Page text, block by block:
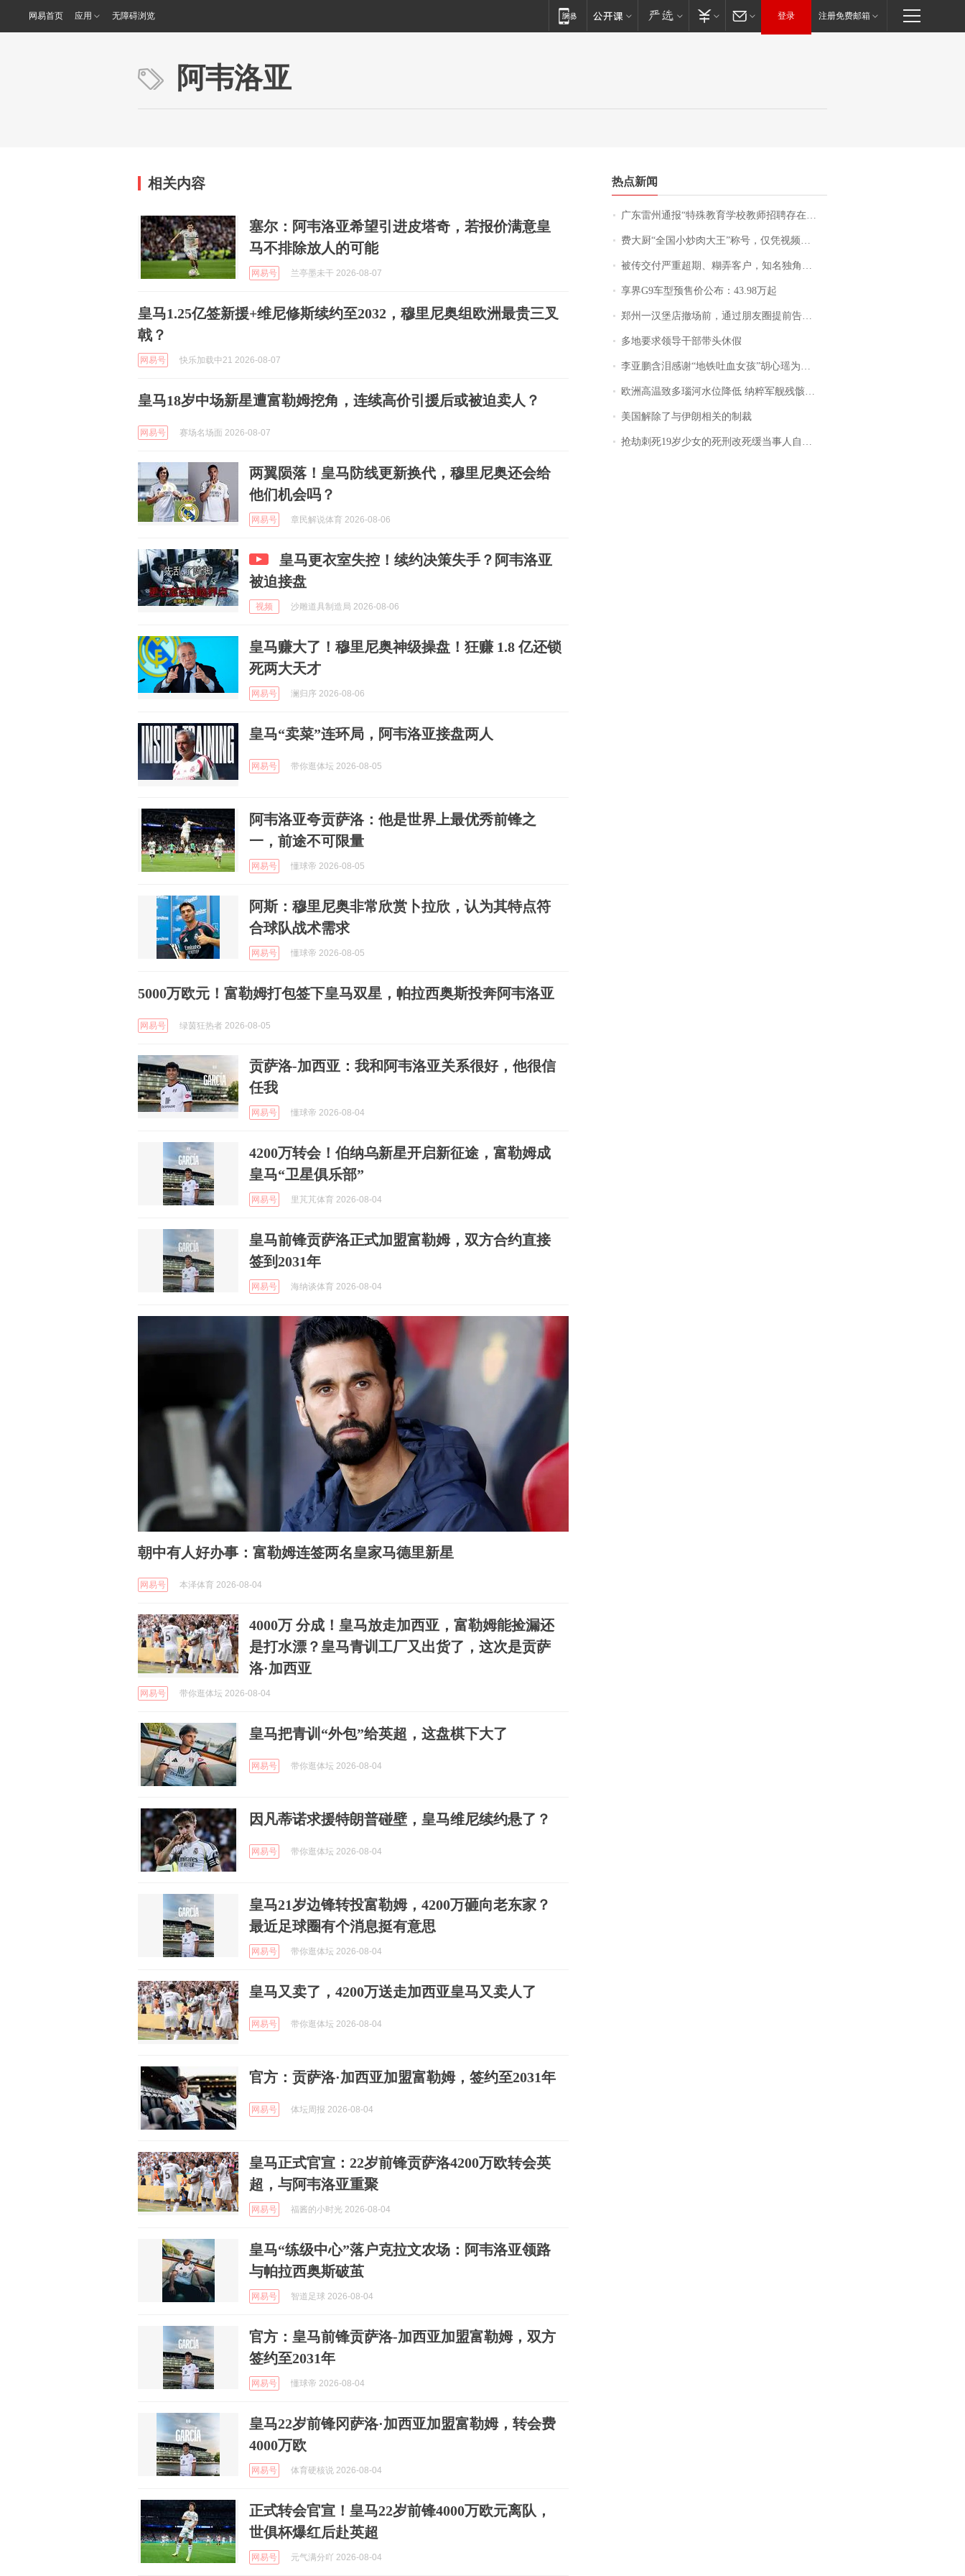
网易首页 应用 无障碍浏览 登录 注册免费邮箱
阿韦洛亚
相关内容
塞尔：阿韦洛亚希望引进皮塔奇，若报价满意皇
马不排除放人的可能
网易号 兰亭墨未干 2026-08-07
皇马1.25亿签新援+维尼修斯续约至2032，穆里尼奥组欧洲最贵三叉
戟？
网易号 快乐加载中21 2026-08-07
皇马18岁中场新星遭富勒姆挖角，连续高价引援后或被迫卖人？
网易号 赛场名场面 2026-08-07
两翼陨落！皇马防线更新换代，穆里尼奥还会给
他们机会吗？
网易号 章民解说体育 2026-08-06
皇马更衣室失控！续约决策失手？阿韦洛亚
被迫接盘
视频 沙雕道具制造局 2026-08-06
皇马赚大了！穆里尼奥神级操盘！狂赚 1.8 亿还锁
死两大天才
网易号 澜归序 2026-08-06
皇马“卖菜”连环局，阿韦洛亚接盘两人
网易号 带你逛体坛 2026-08-05
阿韦洛亚夸贡萨洛：他是世界上最优秀前锋之
一，前途不可限量
网易号 懂球帝 2026-08-05
阿斯：穆里尼奥非常欣赏卜拉欣，认为其特点符
合球队战术需求
网易号 懂球帝 2026-08-05
5000万欧元！富勒姆打包签下皇马双星，帕拉西奥斯投奔阿韦洛亚
网易号 绿茵狂热者 2026-08-05
贡萨洛-加西亚：我和阿韦洛亚关系很好，他很信
任我
网易号 懂球帝 2026-08-04
4200万转会！伯纳乌新星开启新征途，富勒姆成
皇马“卫星俱乐部”
网易号 里芃芃体育 2026-08-04
皇马前锋贡萨洛正式加盟富勒姆，双方合约直接
签到2031年
网易号 海纳谈体育 2026-08-04
朝中有人好办事：富勒姆连签两名皇家马德里新星
网易号 本泽体育 2026-08-04
4000万 分成！皇马放走加西亚，富勒姆能捡漏还
是打水漂？皇马青训工厂又出货了，这次是贡萨
洛·加西亚
网易号 带你逛体坛 2026-08-04
皇马把青训“外包”给英超，这盘棋下大了
网易号 带你逛体坛 2026-08-04
因凡蒂诺求援特朗普碰壁，皇马维尼续约悬了？
网易号 带你逛体坛 2026-08-04
皇马21岁边锋转投富勒姆，4200万砸向老东家？
最近足球圈有个消息挺有意思
网易号 带你逛体坛 2026-08-04
皇马又卖了，4200万送走加西亚皇马又卖人了
网易号 带你逛体坛 2026-08-04
官方：贡萨洛·加西亚加盟富勒姆，签约至2031年
网易号 体坛周报 2026-08-04
皇马正式官宣：22岁前锋贡萨洛4200万欧转会英
超，与阿韦洛亚重聚
网易号 福酱的小时光 2026-08-04
皇马“练级中心”落户克拉文农场：阿韦洛亚领路
与帕拉西奥斯破茧
网易号 智道足球 2026-08-04
官方：皇马前锋贡萨洛-加西亚加盟富勒姆，双方
签约至2031年
网易号 懂球帝 2026-08-04
皇马22岁前锋冈萨洛·加西亚加盟富勒姆，转会费
4000万欧
网易号 体育硬核说 2026-08-04
正式转会官宣！皇马22岁前锋4000万欧元离队，
世俱杯爆红后赴英超
网易号 元气满分吖 2026-08-04
热点新闻
广东雷州通报“特殊教育学校教师招聘存在违规行为”：已启动问责程序 副校长被停职
费大厨“全国小炒肉大王”称号，仅凭视频评出？中国烹饪协会回应
被传交付严重超期、糊弄客户，知名独角兽车企创始人回应：都没证据，将依法采取措施，“本人长期与美国交管局保持沟通，对方表示肯定”
享界G9车型预售价公布：43.98万起
郑州一汉堡店撤场前，通过朋友圈提前告知逐一退费，有顾客仅剩1元也全被退回，分文不少；顾客：言而有信，让人感动
多地要求领导干部带头休假
李亚鹏含泪感谢“地铁吐血女孩”胡心瑶为嫣然天使捐99999元：这份捐赠太沉重，尊重其捐赠意愿，个人向胡心瑶和她的病友之家各捐赠99999元
欧洲高温致多瑙河水位降低 纳粹军舰残骸重见天日
美国解除了与伊朗相关的制裁
抢劫刺死19岁少女的死刑改死缓当事人自述：出狱11年间始终刻意躲避被害人家属